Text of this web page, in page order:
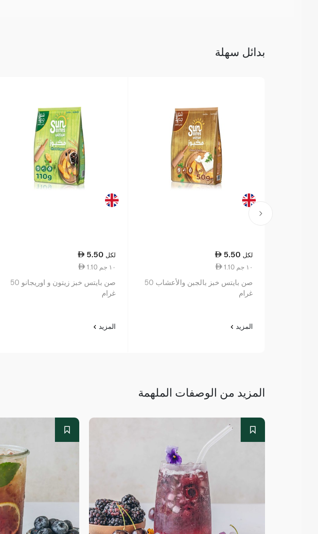
بدائل سهلة
5.50 لكل
1.10 ١٠ جم
صن بايتس خبز بالجبن والأعشاب 50
غرام
المزيد
5.50 لكل
1.10 ١٠ جم
صن بايتس خبز زيتون و اوريجانو 50
غرام
المزيد
المزيد من الوصفات الملهمة